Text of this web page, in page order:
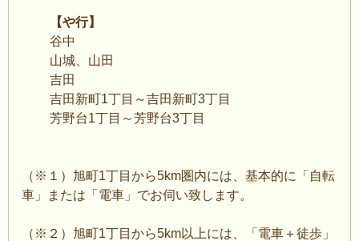
【や行】
谷中
山城、山田
吉田
吉田新町1丁目～吉田新町3丁目
芳野台1丁目～芳野台3丁目
（※１）旭町1丁目から5km圏内には、基本的に「自転
車」または「電車」でお伺い致します。
（※２）旭町1丁目から5km以上には、「電車＋徒歩」